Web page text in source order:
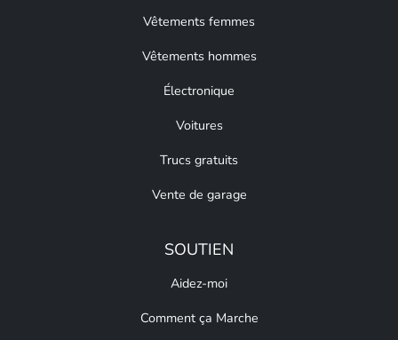
Vêtements femmes
Vêtements hommes
Électronique
Voitures
Trucs gratuits
Vente de garage
SOUTIEN
Aidez-moi
Comment ça Marche